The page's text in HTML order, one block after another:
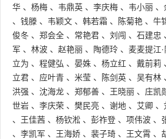
华 、 杨梅 、 韦鼎英 、 李庆梅 、 韦小丽 、
、 钱滕 、 韦颖文 、 韩若霜 、 陈菊艳 、 牛
俊冬 、 郑会全 、 常艳君 、 刘闯 、 石建忠
军 、 林波 、 赵艳丽 、 陶德玲 、 麦麦提江
立为 、 程健弘 、 晏姝 、 杨立红 、 戴前莉
立君 、 应叶青 、 米莹 、 陈剑英 、 吴有林
洪强 、 沈海龙 、 郑郁善 、 王晓丽 、 庄凯
世岩 、 李庆荣 、 樊民亮 、 谢地 、 艾卿 、
、 王佳茜 、 杨钦淞 、 彭祚登 、 项伟波 、
、 李凯军 、 王海娇 、 裴子琦 、 王文霄 、